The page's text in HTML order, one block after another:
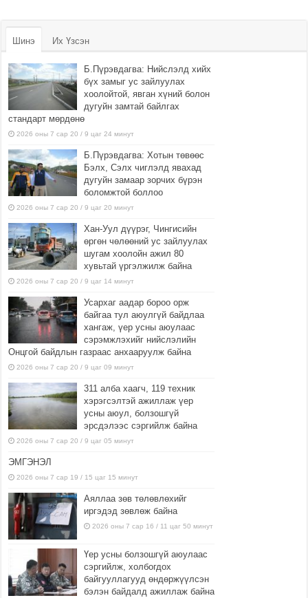
Шинэ Их Үзсэн
Б.Пүрэвдагва: Нийслэлд хийх
бүх замыг ус зайлуулах
хоолойтой, явган хүний болон
дугуйн замтай байлгах
стандарт мөрдөнө
2026 оны 7 сар 20 / 9 цаг 24 минут
Б.Пүрэвдагва: Хотын төвөөс
Бэлх, Сэлх чиглэлд явахад
дугуйн замаар зорчих бүрэн
боломжтой боллоо
2026 оны 7 сар 20 / 9 цаг 20 минут
Хан-Уул дүүрэг, Чингисийн
өргөн чөлөөний ус зайлуулах
шугам хоолойн ажил 80
хувьтай үргэлжилж байна
2026 оны 7 сар 20 / 9 цаг 14 минут
Усархаг аадар бороо орж
байгаа тул аюулгүй байдлаа
хангаж, үер усны аюулаас
сэрэмжлэхийг нийслэлийн
Онцгой байдлын газраас анхааруулж байна
2026 оны 7 сар 20 / 9 цаг 09 минут
311 алба хаагч, 119 техник
хэрэгсэлтэй ажиллаж үер
усны аюул, болзошгүй
эрсдэлээс сэргийлж байна
2026 оны 7 сар 20 / 9 цаг 05 минут
ЭМГЭНЭЛ
2026 оны 7 сар 19 / 15 цаг 15 минут
Аяллаа зөв төлөвлөхийг
иргэдэд зөвлөж байна
2026 оны 7 сар 16 / 11 цаг 50 минут
Үер усны болзошгүй аюулаас
сэргийлж, холбогдох
байгууллагууд өндөржүүлсэн
бэлэн байдалд ажиллаж байна